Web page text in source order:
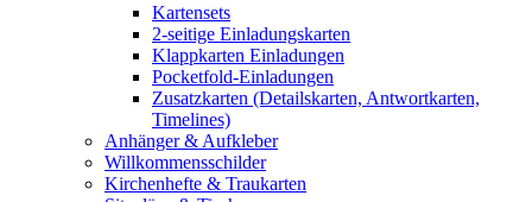
Kartensets
2-seitige Einladungskarten
Klappkarten Einladungen
Pocketfold-Einladungen
Zusatzkarten (Detailskarten, Antwortkarten,
Timelines)
Anhänger & Aufkleber
Willkommensschilder
Kirchenhefte & Traukarten